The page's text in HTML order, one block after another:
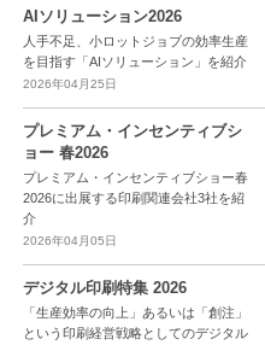
AIソリューション2026
人手不足、小ロットジョブの効率生産
を目指す「AIソリューション」を紹介
2026年04月25日
プレミアム・インセンティブシ
ョー 春2026
プレミアム・インセンティブショー春
2026に出展する印刷関連会社3社を紹
介
2026年04月05日
デジタル印刷特集 2026
「生産効率の向上」あるいは「創注」
という印刷経営戦略としてのデジタル